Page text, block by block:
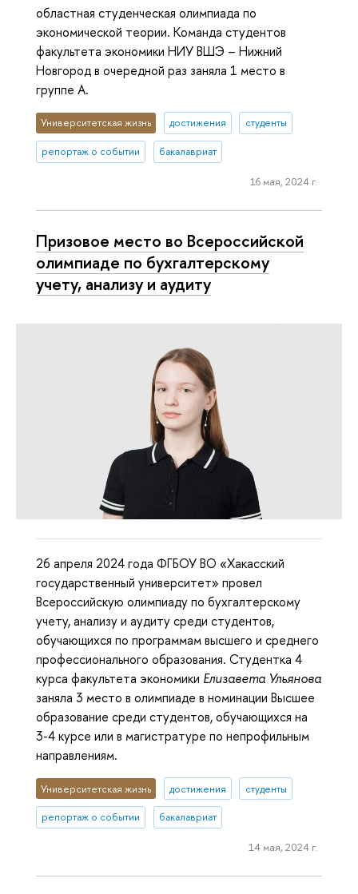
областная студенческая олимпиада по
экономической теории. Команда студентов
факультета экономики НИУ ВШЭ – Нижний
Новгород в очередной раз заняла 1 место в
группе A.
Университетская жизнь достижения студенты
репортаж о событии бакалавриат
16 мая, 2024 г.
Призовое место во Всероссийской
олимпиаде по бухгалтерскому
учету, анализу и аудиту
26 апреля 2024 года ФГБОУ ВО «Хакасский
государственный университет» провел
Всероссийскую олимпиаду по бухгалтерскому
учету, анализу и аудиту среди студентов,
обучающихся по программам высшего и среднего
профессионального образования. Студентка 4
курса факультета экономики Елизавета Ульянова
заняла 3 место в олимпиаде в номинации Высшее
образование среди студентов, обучающихся на
3-4 курсе или в магистратуре по непрофильным
направлениям.
Университетская жизнь достижения студенты
репортаж о событии бакалавриат
14 мая, 2024 г.